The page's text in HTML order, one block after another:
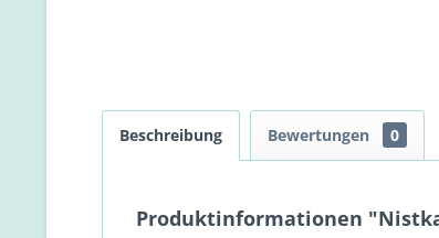
Beschreibung Bewertungen 0
Produktinformationen